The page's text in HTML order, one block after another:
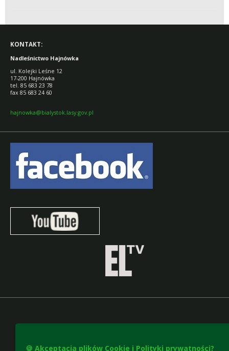
KONTAKT:
Nadleśnictwo Hajnówka
ul. Kolejki Leśne 12
17-200 Hajnówka
tel. 85 683 23 78
fax 85 683 24 60
hajnowka@bialystok.lasy.gov.pl
🍪 Akceptacja plików Cookie i Polityki prywatności?